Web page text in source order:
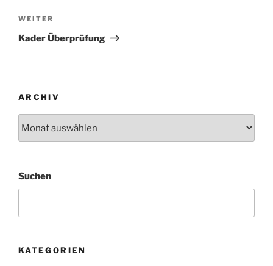
Nächster
Beitrag
WEITER
Kader Überprüfung
ARCHIV
Suchen
KATEGORIEN